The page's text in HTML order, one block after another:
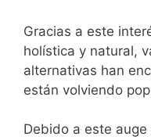
Gracias a este
holística y natural,
alternativas han
están volviendo
Debido a este